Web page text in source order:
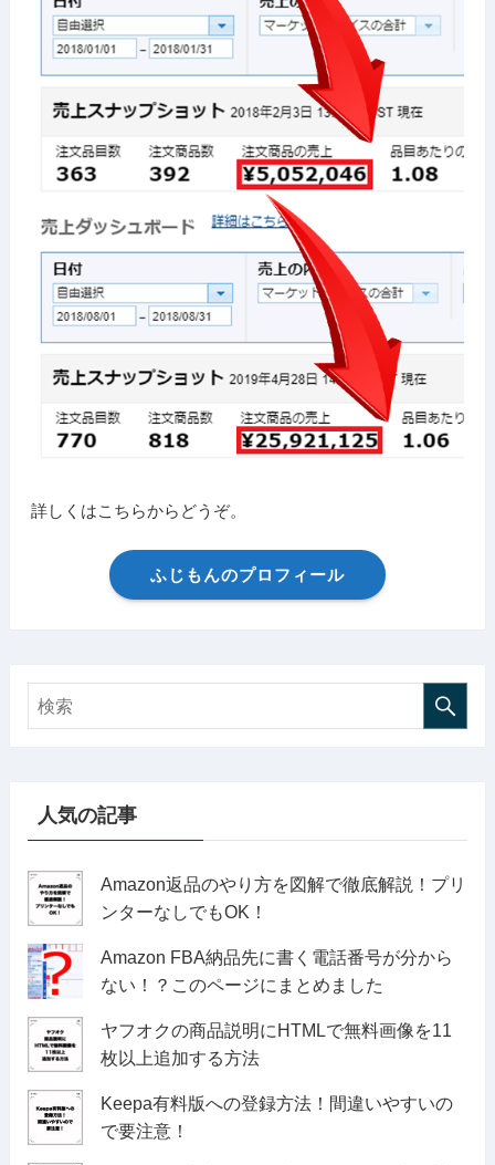
詳しくはこちらからどうぞ。
ふじもんのプロフィール
人気の記事
Amazon返品のやり方を図解で徹底解説！プリ
ンターなしでもOK！
Amazon FBA納品先に書く電話番号が分から
ない！？このページにまとめました
ヤフオクの商品説明にHTMLで無料画像を11
枚以上追加する方法
Keepa有料版への登録方法！間違いやすいの
で要注意！